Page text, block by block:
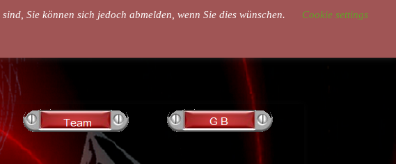
Sie können sich jedoch abmelden, wenn Sie dies wünschen. Cookie settings